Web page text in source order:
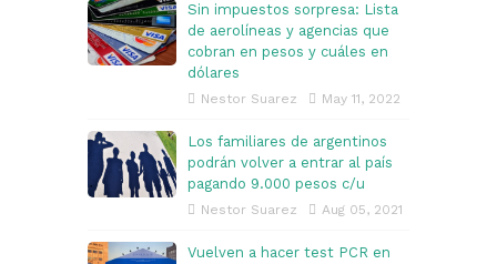
Sin impuestos sorpresa: Lista
de aerolíneas y agencias que
cobran en pesos y cuáles en
dólares
Nestor Suarez May 11, 2022
Los familiares de argentinos
podrán volver a entrar al país
pagando 9.000 pesos c/u
Nestor Suarez Aug 05, 2021
Vuelven a hacer test PCR en